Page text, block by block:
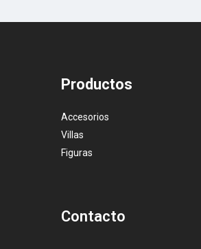
Productos
Accesorios
Villas
Figuras
Contacto